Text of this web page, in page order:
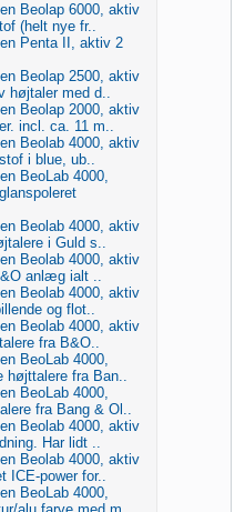
Beolap 6000, aktiv
(helt nye fr..
Penta II, aktiv 2
Beolap 2500, aktiv
højtaler med d..
Beolap 2000, aktiv
incl. ca. 11 m..
Beolab 4000, aktiv
i blue, ub..
BeoLab 4000,
Beolab 4000, aktiv
i Guld s..
Beolab 4000, aktiv
anlæg ialt ..
Beolab 4000, aktiv
og flot..
Beolab 4000, aktiv
fra B&O..
BeoLab 4000,
højttalere fra Ban..
BeoLab 4000,
fra Bang & Ol..
Beolab 4000, aktiv
Har lidt ..
Beolab 4000, aktiv
ICE-power for..
BeoLab 4000,